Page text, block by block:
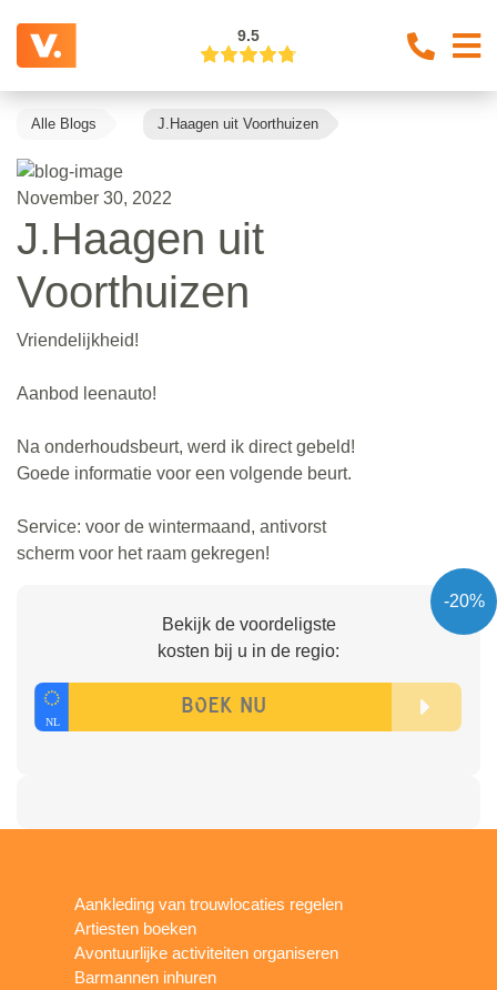
9.5
Alle Blogs J.Haagen uit Voorthuizen
November 30, 2022
J.Haagen uit
Voorthuizen
Vriendelijkheid!
Aanbod leenauto!
Na onderhoudsbeurt, werd ik direct gebeld!
Goede informatie voor een volgende beurt.
Service: voor de wintermaand, antivorst
scherm voor het raam gekregen!
-20%
Bekijk de voordeligste
kosten bij u in de regio:
Aankleding van trouwlocaties regelen
Artiesten boeken
Avontuurlijke activiteiten organiseren
Barmannen inhuren